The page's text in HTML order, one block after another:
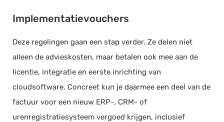
Implementatievouchers
Deze regelingen gaan een stap verder. Ze delen niet
alleen de advieskosten, maar betalen ook mee aan de
licentie, integratie en eerste inrichting van
cloudsoftware. Concreet kun je daarmee een deel van de
factuur voor een nieuw ERP-, CRM- of
urenregistratiesysteem vergoed krijgen, inclusief